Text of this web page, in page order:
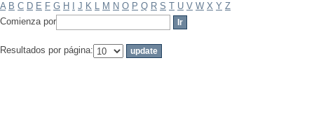
A B C D E F G H J K L M N O P Q R S T U V W X Y Z
Comienza por
Resultados por página: